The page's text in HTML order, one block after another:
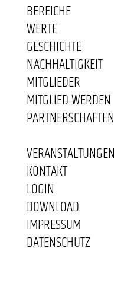
BEREICHE
WERTE
GESCHICHTE
NACHHALTIGKEIT
MITGLIEDER
MITGLIED WERDEN
PARTNERSCHAFTEN
VERANSTALTUNGEN
KONTAKT
LOGIN
DOWNLOAD
IMPRESSUM
DATENSCHUTZ